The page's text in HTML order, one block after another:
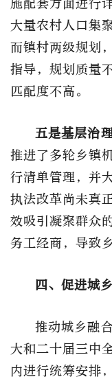
施配套方面进行
大量农村人口集
而镇村两级规划
指导，规划质量
匹配度不高。
五是基层治
推进了多轮乡镇
行清单管理，并
执法改革尚未真
效吸引凝聚群众
务工经商，导致
四、促进城
推动城乡融
大和二十届三中
内进行统筹安排